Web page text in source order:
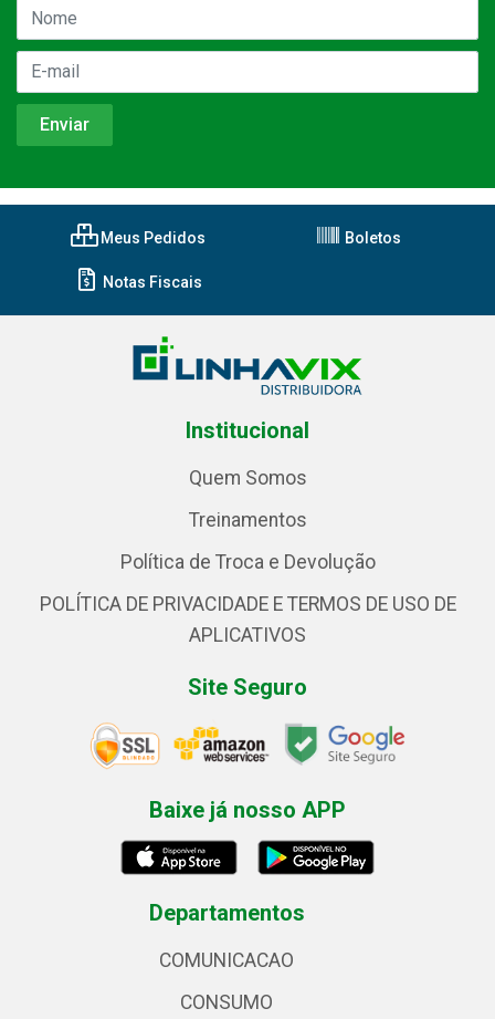
Meus Pedidos Boletos
Notas Fiscais
Institucional
Quem Somos
Treinamentos
Política de Troca e Devolução
POLÍTICA DE PRIVACIDADE E TERMOS DE USO DE
APLICATIVOS
Site Seguro
Baixe já nosso APP
Departamentos
COMUNICACAO
CONSUMO